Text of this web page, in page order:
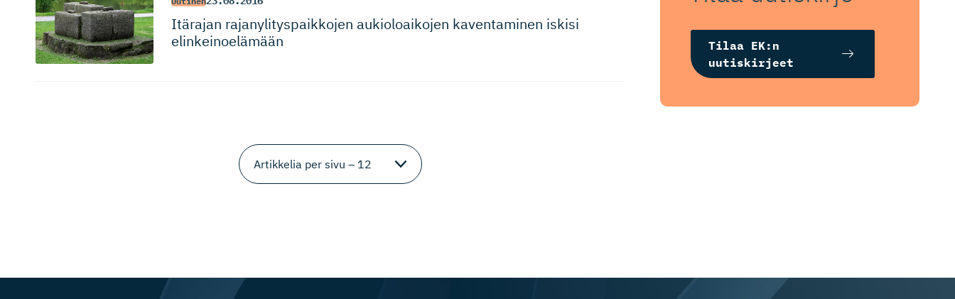
Itärajan rajanylitys­paikkojen aukioloaikojen kaventaminen iskisi
elinkeinoelämään
Tilaa EK:n
uutiskirjeet